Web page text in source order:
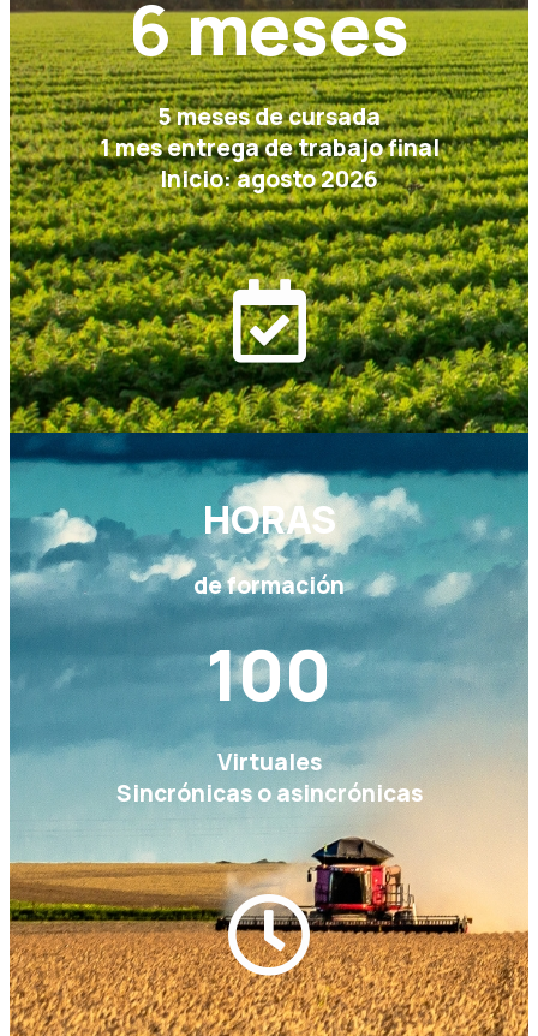
6meses
5 meses de cursada
1 mes entrega de trabajo final
Inicio: agosto 2026
HORAS
de formación
100
Virtuales
Sincrónicas o asincrónicas